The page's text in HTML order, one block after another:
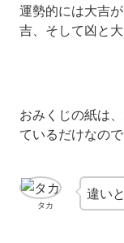
運勢的には大吉
吉、そして凶と
おみくじの紙は
ているだけなの
タカ
違い